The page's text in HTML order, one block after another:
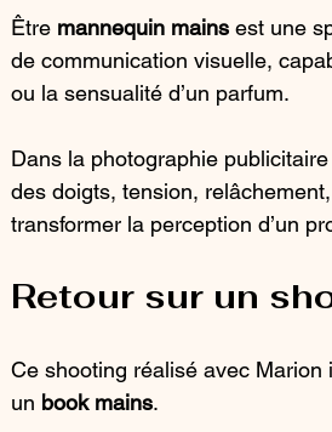
Être mannequin mains est une
de communication visuelle,
ou la sensualité d’un parfum.
Dans la photographie
des doigts, tension,
transformer la perception d’un
Retour sur un
Ce shooting réalisé avec
un book mains.